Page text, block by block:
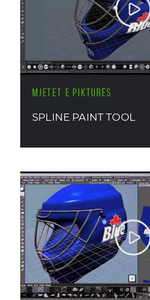
MJETET E PIKTURËS
SPLINE PAINT TOOL